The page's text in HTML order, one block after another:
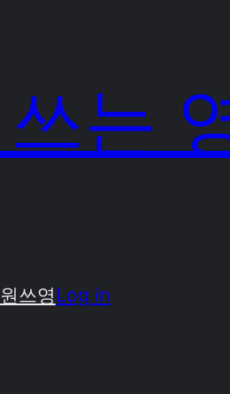
는
쓰영Log in